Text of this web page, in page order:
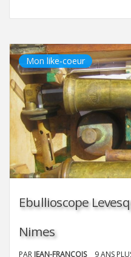
Mon like-coeur
Ebullioscope
Nimes
PAR JEAN-FRANÇOIS 9 ANS